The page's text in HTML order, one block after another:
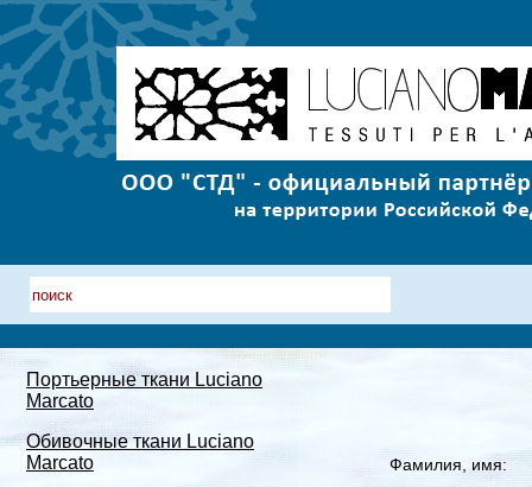
Портьерные ткани Luciano
Marcato
Обивочные ткани Luciano
Marcato
Фамилия, имя: